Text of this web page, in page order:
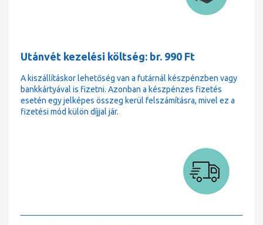
Utánvét kezelési költség: br. 990 Ft
A kiszállításkor lehetőség van a futárnál készpénzben vagy
bankkártyával is fizetni. Azonban a készpénzes fizetés
esetén egy jelképes összeg kerül felszámításra, mivel ez a
fizetési mód külön díjjal jár.